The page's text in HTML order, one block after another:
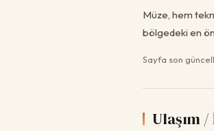
Müze, hem
bölgedeki en
Sayfa son
Ulaşım